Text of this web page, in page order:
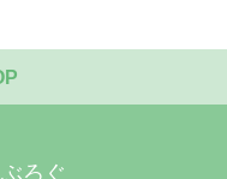
ろぐ